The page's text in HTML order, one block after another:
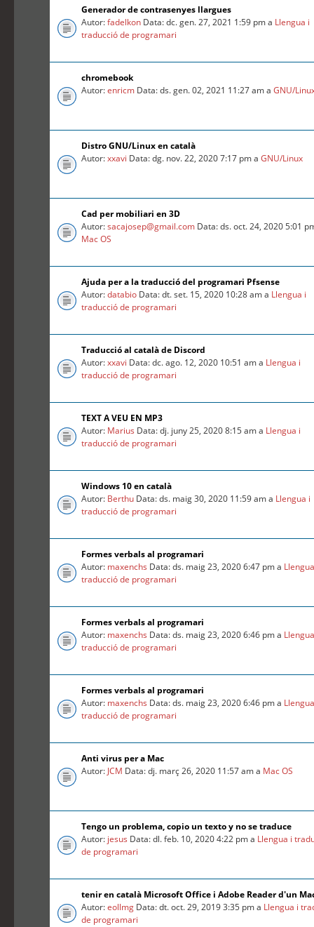
Generador de contrasenyes llargues
Autor:fadelkon Data: dc. gen. 27, 2021 1:59 pm a Llengua i
traducció de programari
chromebook
Autor:enricm Data: ds. gen. 02, 2021 11:27 am aGNU/
Distro GNU/Linux en català
Autor:xxavi Data: dg. nov. 22, 2020 7:17 pm aGNU/Linux
Cad per mobiliari en 3D
Autor:sacajosep@gmail.com Data: ds. oct. 24, 2020 5:01
Mac OS
Ajuda per a la traducció del programari Pfsense
Autor:databio Data: dt. set. 15, 2020 10:28 am a Llengua i
traducció de programari
Traducció al català de Discord
Autor:xxavi Data: dc. ago. 12, 2020 10:51 am a Llengua i
traducció de programari
TEXT A VEU EN MP3
Autor: Marius Data: dj. juny 25, 2020 8:15 am a Llengua i
traducció de programari
Windows 10 en català
Autor: Berthu Data: ds. maig 30, 2020 11:59 am a Llengua i
traducció de programari
Formes verbals al programari
Autor: maxenchs Data: ds. maig 23, 2020 6:47 pm a
traducció de programari
Formes verbals al programari
Autor: maxenchs Data: ds. maig 23, 2020 6:46 pm a
traducció de programari
Formes verbals al programari
Autor: maxenchs Data: ds. maig 23, 2020 6:46 pm a
traducció de programari
Anti virus per a Mac
Autor: JCM Data: dj. març 26, 2020 11:57 am a Mac OS
Tengo un problema, copio un texto y no se traduce
Autor: jesus Data: dl. feb. 10, 2020 4:22 pm a Llengua i
de programari
tenir en català Microsoft Office i Adobe Reader d'un
Autor:eollmg Data: dt. oct. 29, 2019 3:35 pm a Llengua i
de programari